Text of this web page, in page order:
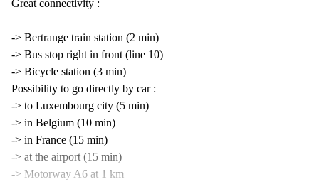
Great connectivity :
-> Bertrange train station (2 min)
-> Bus stop right in front (line 10)
-> Bicycle station (3 min)
Possibility to go directly by car :
-> to Luxembourg city (5 min)
-> in Belgium (10 min)
-> in France (15 min)
-> at the airport (15 min)
-> Motorway A6 at 1 km